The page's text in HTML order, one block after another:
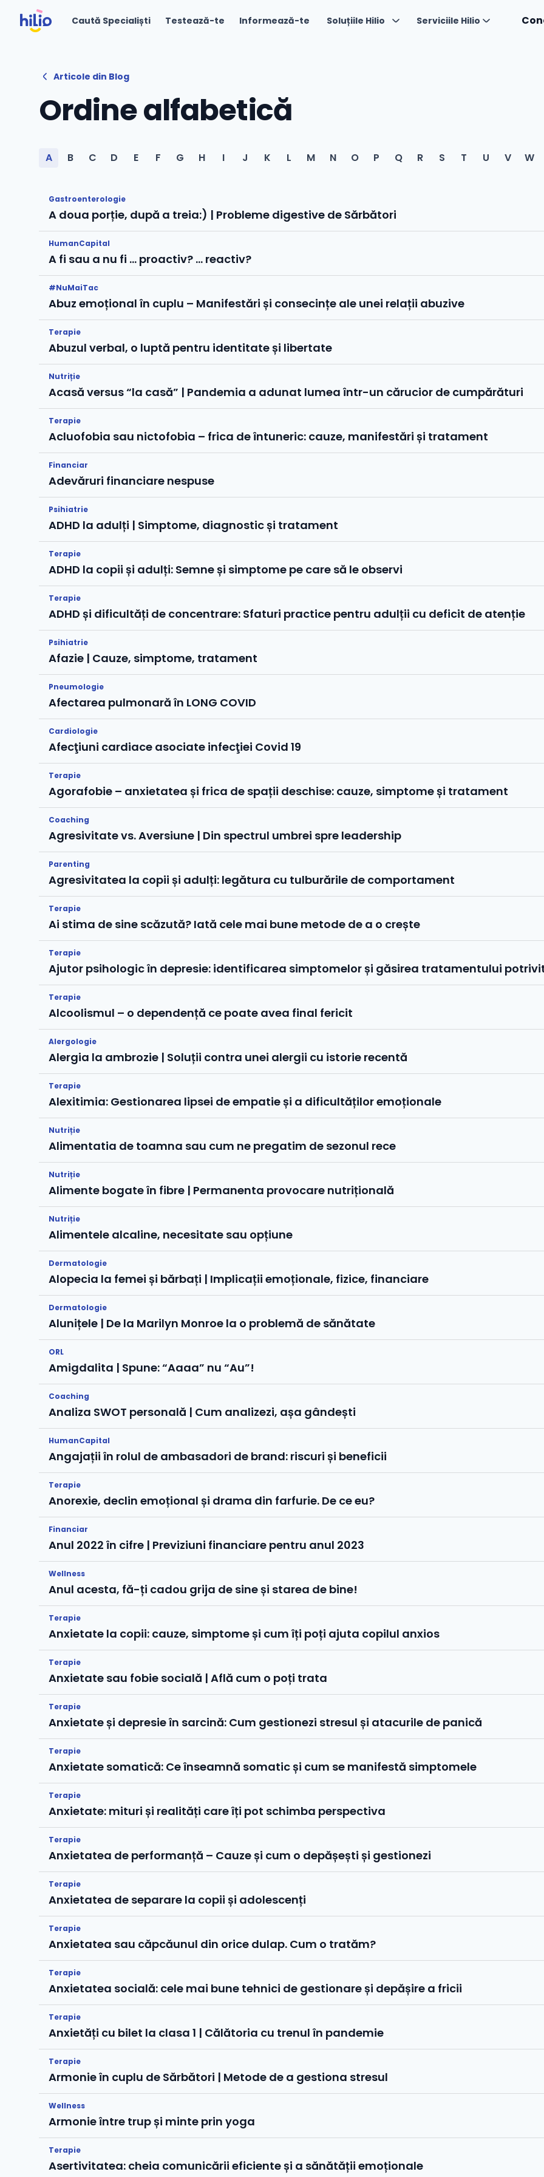
Caută Specialiști Testează-te Informează-te Soluțiile Hilio Serviciile Hilio
Articole din Blog
Ordine alfabetică
A B C D E F G H I J K L M N O P Q R S T U V W
Gastroenterologie
A doua porție, după a treia:) | Probleme digestive de Sărbători
HumanCapital
A fi sau a nu fi … proactiv? … reactiv?
#NuMaiTac
Abuz emoțional în cuplu – Manifestări și consecințe ale unei relații abuzive
Terapie
Abuzul verbal, o luptă pentru identitate și libertate
Nutriție
Acasă versus “la casă” | Pandemia a adunat lumea într-un cărucior de cumpărături
Terapie
Acluofobia sau nictofobia – frica de întuneric: cauze, manifestări și tratament
Financiar
Adevăruri financiare nespuse
Psihiatrie
ADHD la adulți | Simptome, diagnostic și tratament
Terapie
ADHD la copii și adulți: Semne și simptome pe care să le observi
Terapie
ADHD și dificultăți de concentrare: Sfaturi practice pentru adulții cu deficit de atenție
Psihiatrie
Afazie | Cauze, simptome, tratament
Pneumologie
Afectarea pulmonară în LONG COVID
Cardiologie
Afecţiuni cardiace asociate infecţiei Covid 19
Terapie
Agorafobie – anxietatea și frica de spații deschise: cauze, simptome și tratament
Coaching
Agresivitate vs. Aversiune | Din spectrul umbrei spre leadership
Parenting
Agresivitatea la copii și adulți: legătura cu tulburările de comportament
Terapie
Ai stima de sine scăzută? Iată cele mai bune metode de a o crește
Terapie
Ajutor psihologic în depresie: identificarea simptomelor și găsirea tratamentului
Terapie
Alcoolismul – o dependență ce poate avea final fericit
Alergologie
Alergia la ambrozie | Soluții contra unei alergii cu istorie recentă
Terapie
Alexitimia: Gestionarea lipsei de empatie și a dificultăților emoționale
Nutriție
Alimentatia de toamna sau cum ne pregatim de sezonul rece
Nutriție
Alimente bogate în fibre | Permanenta provocare nutrițională
Nutriție
Alimentele alcaline, necesitate sau opțiune
Dermatologie
Alopecia la femei și bărbați | Implicații emoționale, fizice, financiare
Dermatologie
Alunițele | De la Marilyn Monroe la o problemă de sănătate
ORL
Amigdalita | Spune: “Aaaa” nu “Au”!
Coaching
Analiza SWOT personală | Cum analizezi, așa gândești
HumanCapital
Angajații în rolul de ambasadori de brand: riscuri și beneficii
Terapie
Anorexie, declin emoțional și drama din farfurie. De ce eu?
Financiar
Anul 2022 în cifre | Previziuni financiare pentru anul 2023
Wellness
Anul acesta, fă-ți cadou grija de sine și starea de bine!
Terapie
Anxietate la copii: cauze, simptome și cum îți poți ajuta copilul anxios
Terapie
Anxietate sau fobie socială | Află cum o poți trata
Terapie
Anxietate și depresie în sarcină: Cum gestionezi stresul și atacurile de panică
Terapie
Anxietate somatică: Ce înseamnă somatic și cum se manifestă simptomele
Terapie
Anxietate: mituri și realități care îți pot schimba perspectiva
Terapie
Anxietatea de performanță – Cauze și cum o depășești și gestionezi
Terapie
Anxietatea de separare la copii și adolescenți
Terapie
Anxietatea sau căpcăunul din orice dulap. Cum o tratăm?
Terapie
Anxietatea socială: cele mai bune tehnici de gestionare și depășire a fricii
Terapie
Anxietăți cu bilet la clasa 1 | Călătoria cu trenul în pandemie
Terapie
Armonie în cuplu de Sărbători | Metode de a gestiona stresul
Wellness
Armonie între trup și minte prin yoga
Terapie
Asertivitatea: cheia comunicării eficiente și a sănătății emoționale